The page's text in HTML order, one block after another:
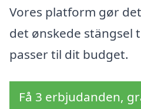
Vores platform gør
det ønskede stängsel
passer til dit budget.
Få 3 erbjudanden,